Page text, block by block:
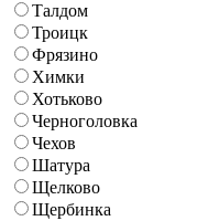
Талдом
Троицк
Фрязино
Химки
Хотьково
Черноголовка
Чехов
Шатура
Щелково
Щербинка